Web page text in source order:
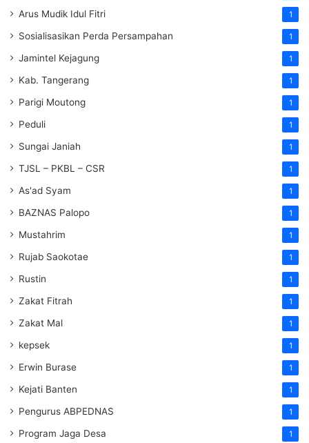
Arus Mudik Idul Fitri 1
Sosialisasikan Perda Persampahan 1
Jamintel Kejagung 1
Kab. Tangerang 1
Parigi Moutong 1
Peduli 1
Sungai Janiah 1
TJSL – PKBL – CSR 1
As'ad Syam 1
BAZNAS Palopo 1
Mustahrim 1
Rujab Saokotae 1
Rustin 1
Zakat Fitrah 1
Zakat Mal 1
kepsek 1
Erwin Burase 1
Kejati Banten 1
Pengurus ABPEDNAS 1
Program Jaga Desa 1